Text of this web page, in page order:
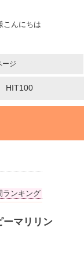
こんにちは
ージ
HIT100
ランキング
ーマリリン